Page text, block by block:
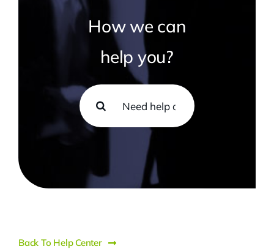
How we can
help you?
Search
for:
Back To Help Center